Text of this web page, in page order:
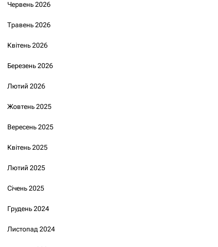
Червень 2026
Травень 2026
Квітень 2026
Березень 2026
Лютий 2026
Жовтень 2025
Вересень 2025
Квітень 2025
Лютий 2025
Січень 2025
Грудень 2024
Листопад 2024